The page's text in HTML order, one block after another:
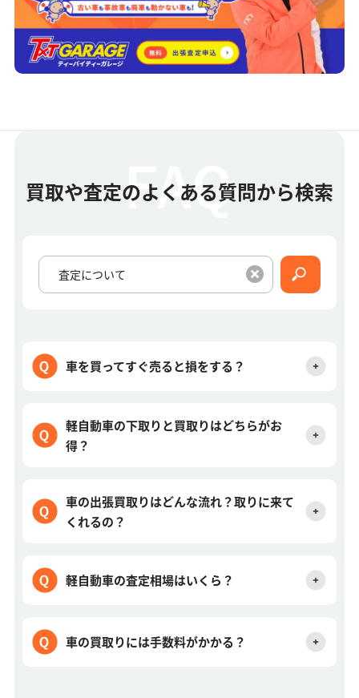
買取や査定のよくある質問から検索
車を買ってすぐ売ると損をする？
軽自動車の下取りと買取りはどちらがお
得？
車の出張買取りはどんな流れ？取りに来て
くれるの？
軽自動車の査定相場はいくら？
車の買取りには手数料がかかる？